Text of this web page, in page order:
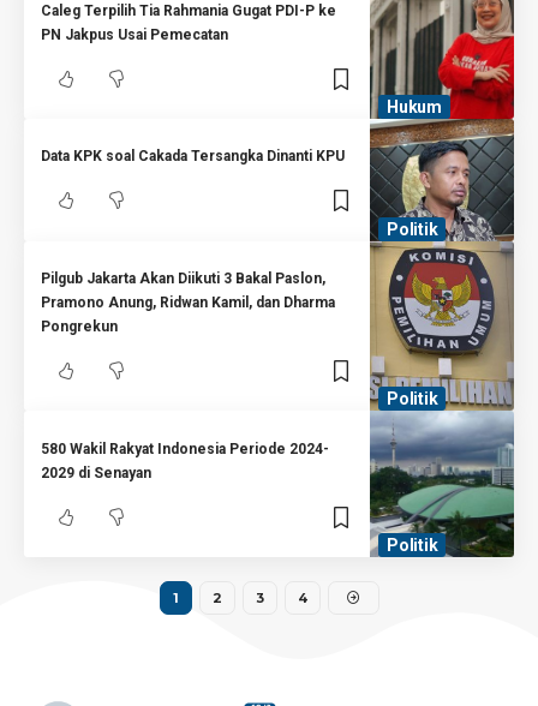
Hukum
Caleg Terpilih Tia Rahmania Gugat PDI-P ke
PN Jakpus Usai Pemecatan
Politik
Data KPK soal Cakada Tersangka Dinanti KPU
Politik
Pilgub Jakarta Akan Diikuti 3 Bakal Paslon,
Pramono Anung, Ridwan Kamil, dan Dharma
Pongrekun
Politik
580 Wakil Rakyat Indonesia Periode 2024-
2029 di Senayan
1 2 3 4